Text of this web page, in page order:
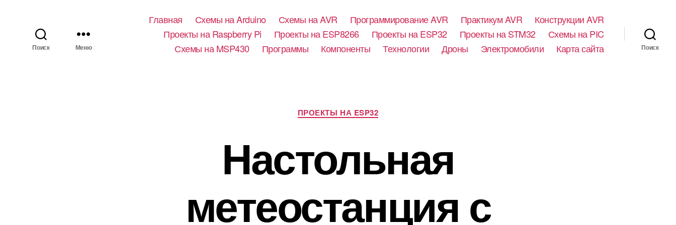
Поиск Меню
Главная Схемы на Arduino Схемы на AVR Программирование AVR Практикум AVR
Конструкции AVR
Проекты на Raspberry Pi
Проекты на ESP8266 Проекты на ESP32 Проекты на STM32
Схемы на PIC
Схемы на MSP430
Программы Компоненты Технологии Дроны Электромобили Карта сайта Поиск
Р
у
и
к
и
ПРОЕКТЫ НА ESP32
Настольная
метеостанция ​​с